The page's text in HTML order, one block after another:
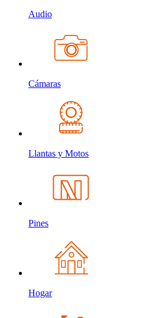
Audio
Cámaras
Llantas y Motos
Pines
Hogar